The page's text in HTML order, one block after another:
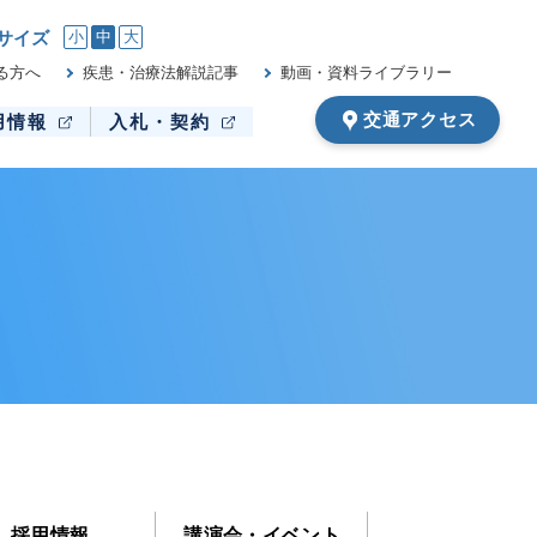
イズ 小 中 大
交通アクセス
情報 入札・契約
方へ 疾患・治療法解説記事 動画・資料ライブラリー